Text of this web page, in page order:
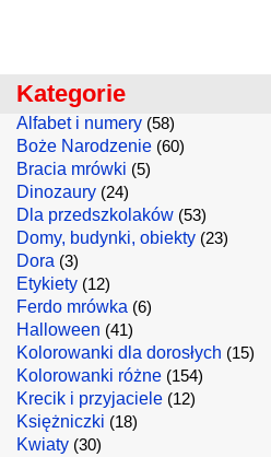
Kategorie
Alfabet i numery (58)
Boże Narodzenie (60)
Bracia mrówki (5)
Dinozaury (24)
Dla przedszkolaków (53)
Domy, budynki, obiekty (23)
Dora (3)
Etykiety (12)
Ferdo mrówka (6)
Halloween (41)
Kolorowanki dla dorosłych (15)
Kolorowanki różne (154)
Krecik i przyjaciele (12)
Księżniczki (18)
Kwiaty (30)